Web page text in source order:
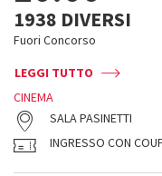
1938 DIVERSI
Fuori Concorso
LEGGI TUTTO
CINEMA
SALA PASINETTI
INGRESSO CON